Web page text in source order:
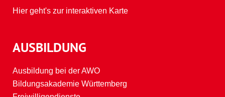
AUSBILDUNG
Ausbildung bei der AWO
Bildungsakademie Württemberg
Hier geht's zur interaktiven Karte